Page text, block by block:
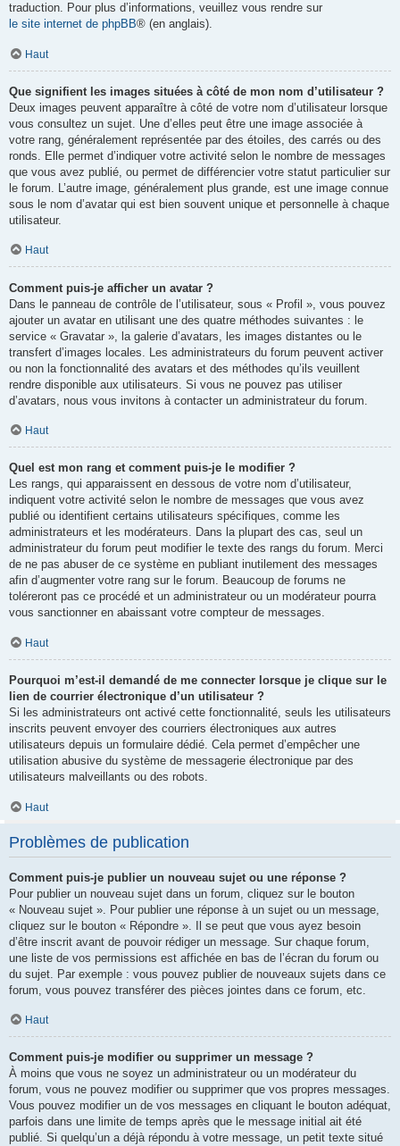
traduction. Pour plus d’informations, veuillez vous rendre sur
le site internet de phpBB® (en anglais).
Haut
Que signifient les images situées à côté de mon nom d’utilisateur ?
Deux images peuvent apparaître à côté de votre nom d’utilisateur lorsque
vous consultez un sujet. Une d’elles peut être une image associée à
votre rang, généralement représentée par des étoiles, des carrés ou des
ronds. Elle permet d’indiquer votre activité selon le nombre de messages
que vous avez publié, ou permet de différencier votre statut particulier sur
le forum. L’autre image, généralement plus grande, est une image connue
sous le nom d’avatar qui est bien souvent unique et personnelle à chaque
utilisateur.
Haut
Comment puis-je afficher un avatar ?
Dans le panneau de contrôle de l’utilisateur, sous « Profil », vous pouvez
ajouter un avatar en utilisant une des quatre méthodes suivantes : le
service « Gravatar », la galerie d’avatars, les images distantes ou le
transfert d’images locales. Les administrateurs du forum peuvent activer
ou non la fonctionnalité des avatars et des méthodes qu’ils veuillent
rendre disponible aux utilisateurs. Si vous ne pouvez pas utiliser
d’avatars, nous vous invitons à contacter un administrateur du forum.
Haut
Quel est mon rang et comment puis-je le modifier ?
Les rangs, qui apparaissent en dessous de votre nom d’utilisateur,
indiquent votre activité selon le nombre de messages que vous avez
publié ou identifient certains utilisateurs spécifiques, comme les
administrateurs et les modérateurs. Dans la plupart des cas, seul un
administrateur du forum peut modifier le texte des rangs du forum. Merci
de ne pas abuser de ce système en publiant inutilement des messages
afin d’augmenter votre rang sur le forum. Beaucoup de forums ne
toléreront pas ce procédé et un administrateur ou un modérateur pourra
vous sanctionner en abaissant votre compteur de messages.
Haut
Pourquoi m’est-il demandé de me connecter lorsque je clique sur le
lien de courrier électronique d’un utilisateur ?
Si les administrateurs ont activé cette fonctionnalité, seuls les utilisateurs
inscrits peuvent envoyer des courriers électroniques aux autres
utilisateurs depuis un formulaire dédié. Cela permet d’empêcher une
utilisation abusive du système de messagerie électronique par des
utilisateurs malveillants ou des robots.
Haut
Problèmes de publication
Comment puis-je publier un nouveau sujet ou une réponse ?
Pour publier un nouveau sujet dans un forum, cliquez sur le bouton
« Nouveau sujet ». Pour publier une réponse à un sujet ou un message,
cliquez sur le bouton « Répondre ». Il se peut que vous ayez besoin
d’être inscrit avant de pouvoir rédiger un message. Sur chaque forum,
une liste de vos permissions est affichée en bas de l’écran du forum ou
du sujet. Par exemple : vous pouvez publier de nouveaux sujets dans ce
forum, vous pouvez transférer des pièces jointes dans ce forum, etc.
Haut
Comment puis-je modifier ou supprimer un message ?
À moins que vous ne soyez un administrateur ou un modérateur du
forum, vous ne pouvez modifier ou supprimer que vos propres messages.
Vous pouvez modifier un de vos messages en cliquant le bouton adéquat,
parfois dans une limite de temps après que le message initial ait été
publié. Si quelqu’un a déjà répondu à votre message, un petit texte situé